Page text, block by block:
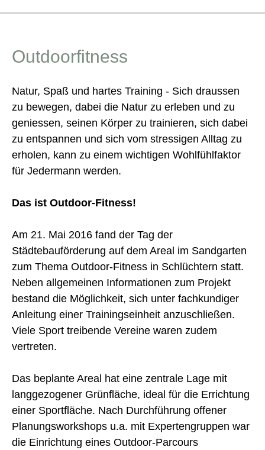
Outdoorfitness
Natur, Spaß und hartes Training - Sich draussen
zu bewegen, dabei die Natur zu erleben und zu
geniessen, seinen Körper zu trainieren, sich dabei
zu entspannen und sich vom stressigen Alltag zu
erholen, kann zu einem wichtigen Wohlfühlfaktor
für Jedermann werden.
Das ist Outdoor-Fitness!
Am 21. Mai 2016 fand der Tag der
Städtebauförderung auf dem Areal im Sandgarten
zum Thema Outdoor-Fitness in Schlüchtern statt.
Neben allgemeinen Informationen zum Projekt
bestand die Möglichkeit, sich unter fachkundiger
Anleitung einer Trainingseinheit anzuschließen.
Viele Sport treibende Vereine waren zudem
vertreten.
Das beplante Areal hat eine zentrale Lage mit
langgezogener Grünfläche, ideal für die Errichtung
einer Sportfläche. Nach Durchführung offener
Planungsworkshops u.a. mit Expertengruppen war
die Einrichtung eines Outdoor-Parcours